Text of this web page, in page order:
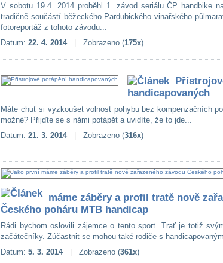
V sobotu 19.4. 2014 proběhl 1. závod seriálu ČP handbike
tradičně součástí běžeckého Pardubického vinařského
fotoreportáž z tohoto závodu...
Datum: 22. 4. 2014 Zobrazeno (175x)
handicapovaných
Máte chuť si vyzkoušet volnost pohybu bez kompenzačních
možné? Přijďte se s námi potápět a uvidíte, že to jde...
Datum: 21. 3. 2014 Zobrazeno (316x)
máme záběry a profil tratě nově
Českého poháru MTB handicap
Rádi bychom oslovili zájemce o tento sport. Trať je totiž
začátečníky. Zúčastnit se mohou také rodiče s
Datum: 5. 3. 2014 Zobrazeno (361x)